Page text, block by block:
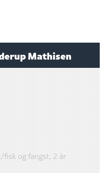
Mathisen
og fangst, 2 år